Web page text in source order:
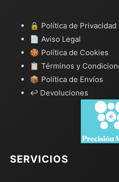
🔒 Política de Privacidad
📄 Aviso Legal
🍪 Política de Cookies
📋 Términos y
📦 Política de Envíos
↩️ Devoluciones
SERVICIOS